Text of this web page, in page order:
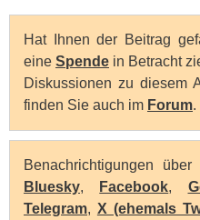
Hat Ihnen der Beitrag
eine Spende in Betracht
Diskussionen zu diesem
finden Sie auch im Forum.
Benachrichtigungen
Bluesky, Facebook,
Telegram, X (ehemals